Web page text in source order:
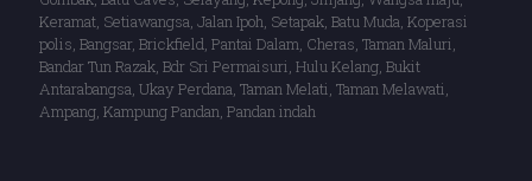
Keramat, Setiawangsa, Jalan Ipoh, Setapak, Batu Muda, Koperasi
polis, Bangsar, Brickfield, Pantai Dalam, Cheras, Taman Maluri,
Bandar Tun Razak, Bdr Sri Permaisuri, Hulu Kelang, Bukit
Antarabangsa, Ukay Perdana, Taman Melati, Taman Melawati,
Ampang, Kampung Pandan, Pandan indah